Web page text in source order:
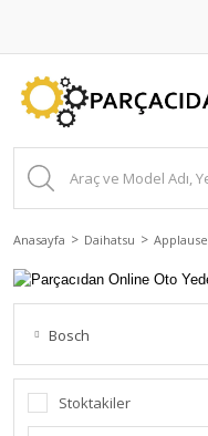
Anasayfa Daihatsu Applause
Bosch
Stoktakiler